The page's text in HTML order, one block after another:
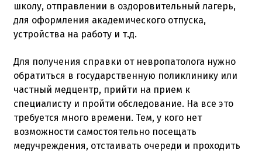
школу, отправлении в оздоровительный лагерь,
для оформления академического отпуска,
устройства на работу и т.д.
Для получения справки от невропатолога нужно
обратиться в государственную поликлинику или
частный медцентр, прийти на прием к
специалисту и пройти обследование. На все это
требуется много времени. Тем, у кого нет
возможности самостоятельно посещать
медучреждения, отстаивать очереди и проходить